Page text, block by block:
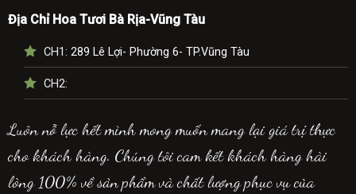
Địa Chỉ Hoa Tươi Bà Rịa-Vũng Tàu
CH1: 289 Lê Lợi- Phường 6- TP.Vũng Tàu
CH2:
Luôn nỗ lực hết mình mong muốn mang lại giá trị thực
cho khách hàng. Chúng tôi cam kết khách hàng hài
lòng 100% về sản phẩm và chất lượng phục vụ của